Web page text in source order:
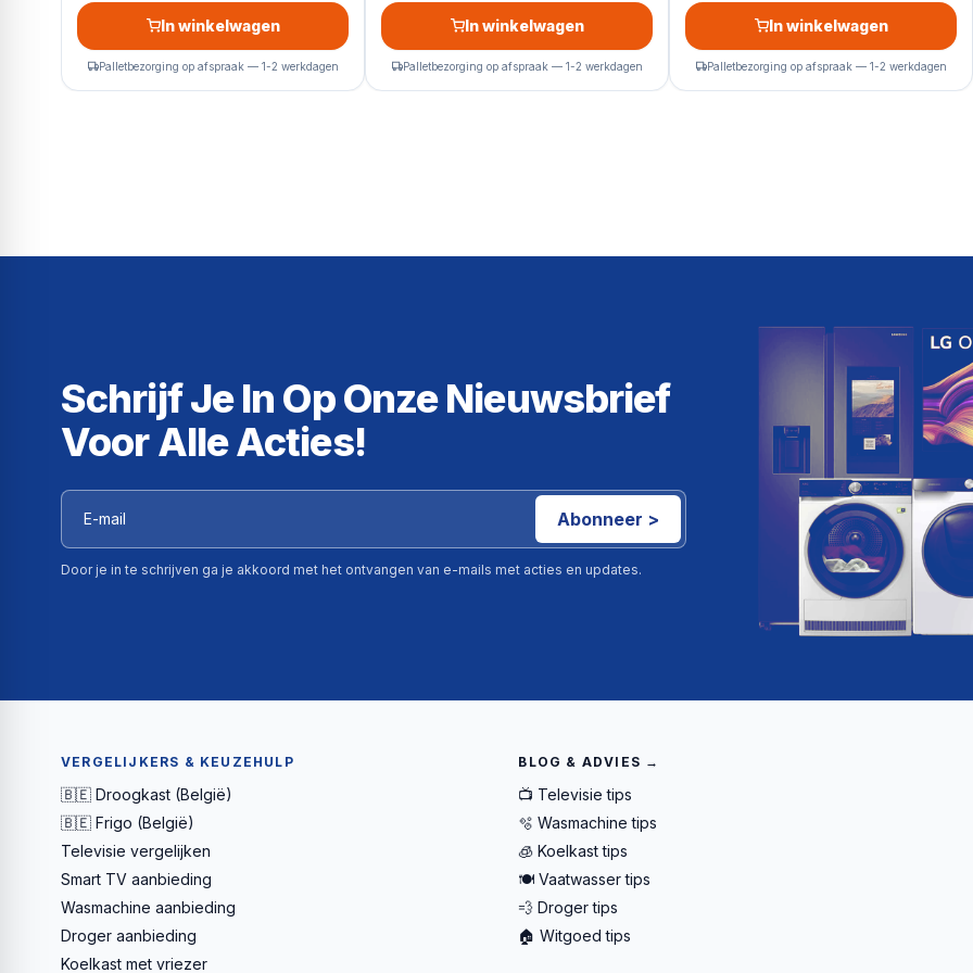
In winkelwagen
Palletbezorging op afspraak — 1-2 werkdagen
In winkelwagen
Palletbezorging op afspraak — 1-2 werkdagen
In winkelwagen
Palletbezorging op afspraak — 1-2 werkdagen
Schrijf Je In Op Onze Nieuwsbrief
Voor Alle Acties!
Abonneer >
Door je in te schrijven ga je akkoord met het ontvangen van e-mails met acties en updates.
VERGELIJKERS & KEUZEHULP
🇧🇪 Droogkast (België)
🇧🇪 Frigo (België)
Televisie vergelijken
Smart TV aanbieding
Wasmachine aanbieding
Droger aanbieding
Koelkast met vriezer
BLOG & ADVIES →
📺 Televisie tips
🫧 Wasmachine tips
🧊 Koelkast tips
🍽️ Vaatwasser tips
💨 Droger tips
🏠 Witgoed tips